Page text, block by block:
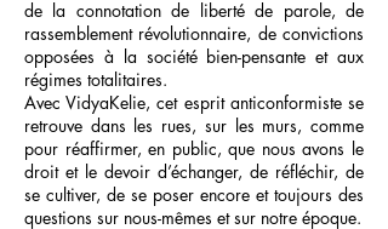
de la connotation de liberté de parole, de
rassemblement révolutionnaire, de convictions
opposées à la société bien-pensante et aux
régimes totalitaires.
Avec VidyaKelie, cet esprit anticonformiste se
retrouve dans les rues, sur les murs, comme
pour réaffirmer, en public, que nous avons le
droit et le devoir d’échanger, de réfléchir, de
se cultiver, de se poser encore et toujours des
questions sur nous-mêmes et sur notre époque.